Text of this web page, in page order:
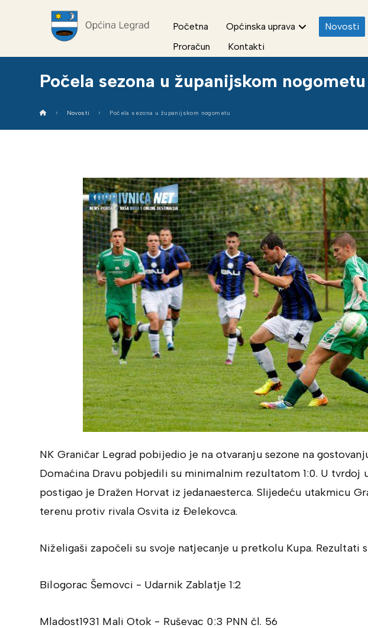
Početna Općinska uprava Novosti
Proračun
Kontakti
Počela sezona u županijskom nogometu
Novosti Počela sezona u županijskom nogometu
NK Graničar Legrad pobijedio je na otvaranju sezone na
Domaćina Dravu pobjedili su minimalnim rezultatom 1:0. U tvrdoj
postigao je Dražen Horvat iz jedanaesterca. Slijedeću utakmicu
terenu protiv rivala Osvita iz Đelekovca.
Niželigaši započeli su svoje natjecanje u pretkolu Kupa. Rezultati
Bilogorac Šemovci - Udarnik Zablatje 1:2
Mladost1931 Mali Otok - Ruševac 0:3 PNN čl. 56